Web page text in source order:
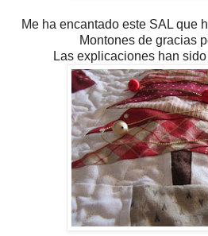
Me ha encantado este SAL que
Montones de gracias
Las explicaciones han